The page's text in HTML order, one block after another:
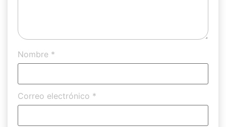
Nombre *
Correo electrónico *